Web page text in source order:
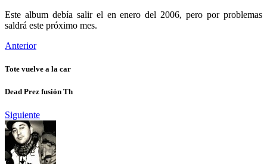
Este album debía salir el en enero del 2006, pero por problemas
saldrá este próximo mes.
Anterior
Tote vuelve a la car
Dead Prez fusión Th
Siguiente